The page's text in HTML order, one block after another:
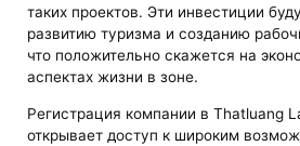
таких проектов. Эти инвестиции
развитию туризма и созданию
что положительно скажется на
аспектах жизни в зоне.
Регистрация компании в Thatluang
открывает доступ к широким